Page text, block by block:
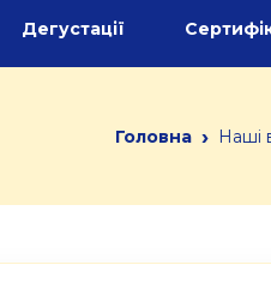
Дегустації
Головна › Наші